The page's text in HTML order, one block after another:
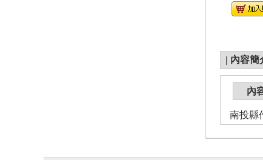
| 內容簡
內
南投縣